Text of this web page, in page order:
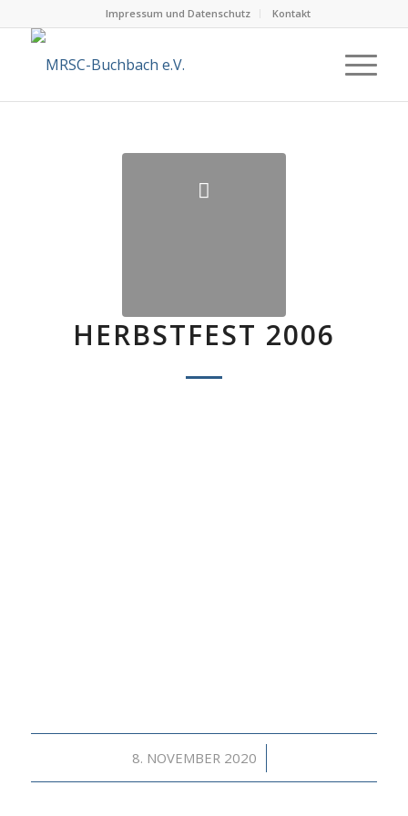
Impressum und Datenschutz Kontakt
HERBSTFEST 2006
8. NOVEMBER 2020
/